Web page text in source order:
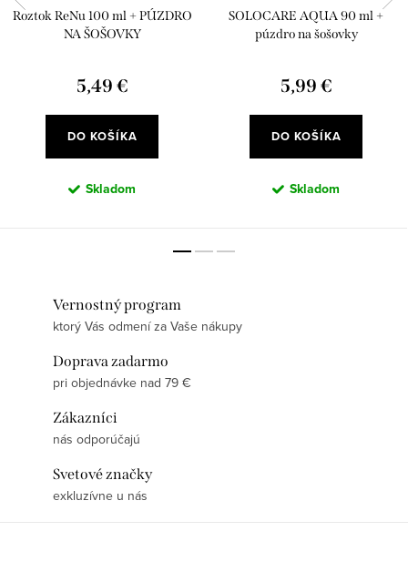
Roztok ReNu 100 ml + PÚZDRO
NA ŠOŠOVKY
5,49 €
DO KOŠÍKA
Skladom
SOLOCARE AQUA 90 ml +
púzdro na šošovky
5,99 €
DO KOŠÍKA
Skladom
Vernostný program
ktorý Vás odmení za Vaše nákupy
Doprava zadarmo
pri objednávke nad 79 €
Zákazníci
nás odporúčajú
Svetové značky
exkluzívne u nás